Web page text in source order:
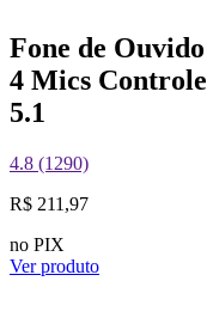
Fone de
4 Mics
5.1
4.8 (1290)
R$ 211,97
no PIX
Ver produto